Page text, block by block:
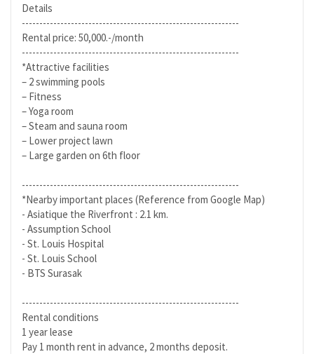
Details
--------------------------------------------------------------
Rental price: 50,000.-/month
--------------------------------------------------------------
*Attractive facilities
– 2 swimming pools
– Fitness
– Yoga room
– Steam and sauna room
– Lower project lawn
– Large garden on 6th floor
--------------------------------------------------------------
*Nearby important places (Reference from Google Map)
- Asiatique the Riverfront : 2.1 km.
- Assumption School
- St. Louis Hospital
- St. Louis School
- BTS Surasak
--------------------------------------------------------------
Rental conditions
1 year lease
Pay 1 month rent in advance, 2 months deposit.